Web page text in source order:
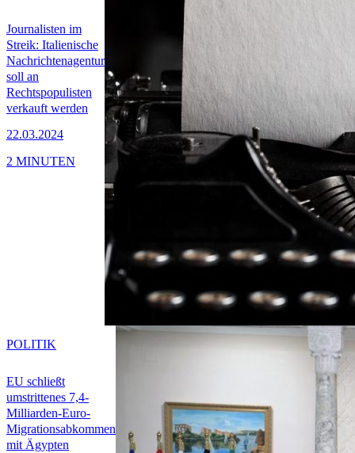
Journalisten im
Streik: Italienische
Nachrichtenagentur
soll an
Rechtspopulisten
verkauft werden
22.03.2024
2 MINUTEN
EU schließt
umstrittenes 7,4-
Milliarden-Euro-
Migrationsabkommen
mit Ägypten
POLITIK